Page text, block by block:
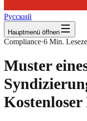
Русский
Hauptmenü öffnen
Compliance·6 Min.
Muster